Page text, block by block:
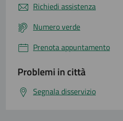
Richiedi assistenza
Numero verde
Prenota appuntamento
Problemi in città
Segnala disservizio